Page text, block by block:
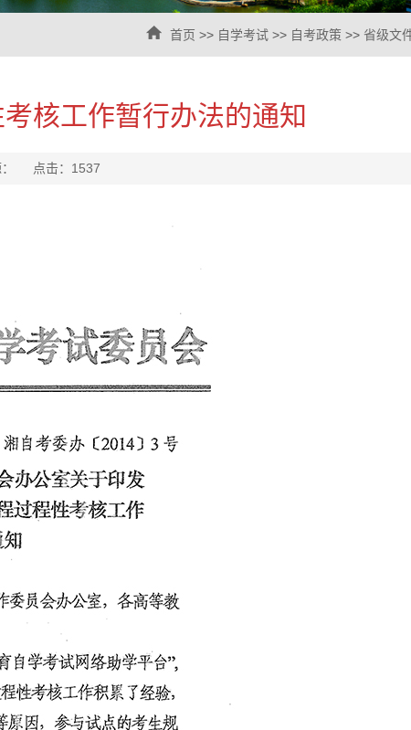
首页 >> 自学考试 >> 自考政策 >> 省级文
核工作暂行办法的通知
点击： 1537